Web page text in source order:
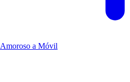
Amoroso a Móvil